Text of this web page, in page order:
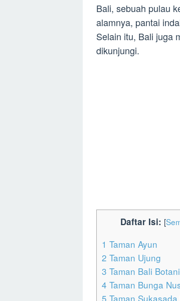
Bali, sebuah pulau
alamnya, pantai
Selain itu, Bali juga
dikunjungi.
Daftar Isi: [
1 Taman Ayun
2 Taman Ujung
3 Taman Bali
4 Taman Bunga
5 Taman